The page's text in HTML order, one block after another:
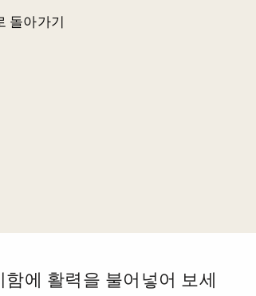
돌아가기
함에 활력을 불어넣어 보세